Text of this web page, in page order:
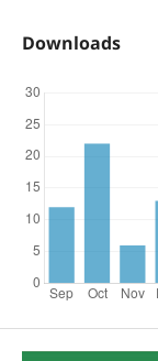
Downloads